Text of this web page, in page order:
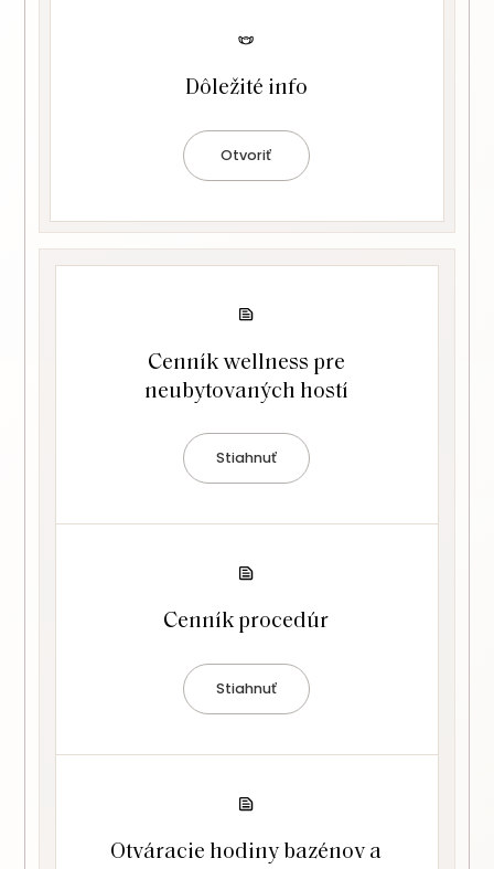
Dôležité info
Otvoriť
Cenník wellness pre
neubytovaných hostí
Stiahnuť
Cenník procedúr
Stiahnuť
Otváracie hodiny bazénov a